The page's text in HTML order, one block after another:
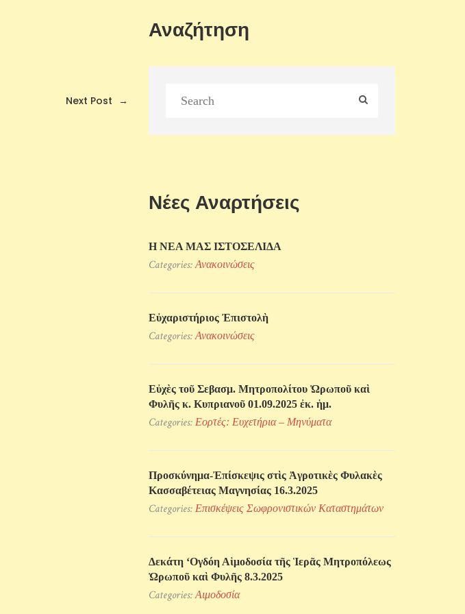
Next Post →
Αναζήτηση
Νέες Αναρτήσεις
Η ΝΕΑ ΜΑΣ ΙΣΤΟΣΕΛΙΔΑ
Categories:Ανακοινώσεις
Εὐχαριστήριος Ἐπιστολὴ
Categories:Ανακοινώσεις
Εὐχὲς τοῦ Σεβασμ. Μητροπολίτου Ὠρωποῦ καὶ
Φυλῆς κ. Κυπριανοῦ 01.09.2025 ἐκ. ἡμ.
Categories: Εορτές: Ευχετήρια – Μηνύματα
Προσκύνηµα-Ἐπίσκεψις στὶς Ἀγροτικὲς Φυλακὲς
Κασσαβέτειας Μαγνησίας 16.3.2025
Categories: Επισκέψεις Σωφρονιστικών Kαταστημάτων
Δεκάτη ‘Ογδόη Αἱμοδοσία τῆς Ἱερᾶς Μητροπόλεως
Ὠρωποῦ καὶ Φυλῆς 8.3.2025
Categories:Αιμοδοσία